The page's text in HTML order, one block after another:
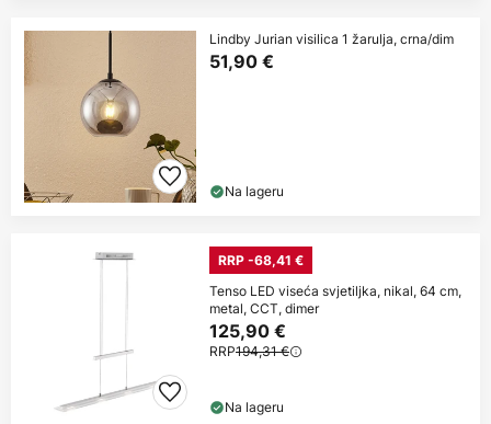
Lindby Jurian visilica 1 žarulja, crna/dim
51,90 €
Na lageru
RRP -68,41 €
Tenso LED viseća svjetiljka, nikal, 64 cm,
metal, CCT, dimer
125,90 €
RRP194,31 €
Na lageru